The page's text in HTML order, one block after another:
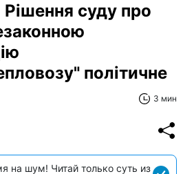
суду про
політичне
3 мин
на шум! Читай только суть из